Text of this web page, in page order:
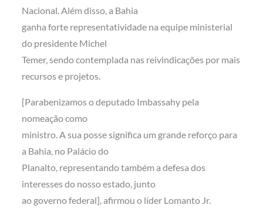
Nacional. Além disso, a Bahia
ganha forte representatividade na equipe ministerial
do presidente Michel
Temer, sendo contemplada nas reivindicações por mais
recursos e projetos.
[Parabenizamos o deputado Imbassahy pela
nomeação como
ministro. A sua posse significa um grande reforço para
a Bahia, no Palácio do
Planalto, representando também a defesa dos
interesses do nosso estado, junto
ao governo federal], afirmou o líder Lomanto Jr.